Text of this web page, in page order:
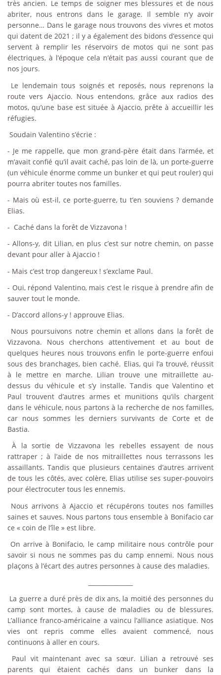
très ancien. Le temps de soigner mes blessures et de nous
abriter, nous entrons dans le garage. Il semble n’y avoir
personne… Dans le garage nous trouvons des vivres et motos
qui datent de 2021 ; il y a également des bidons d’essence qui
servent à remplir les réservoirs de motos qui ne sont pas
électriques, à l’époque cela n’était pas aussi courant que de
nos jours.
Le lendemain tous soignés et reposés, nous reprenons la
route vers Ajaccio. Nous entendons, grâce aux radios des
motos, qu’une base est située à Ajaccio, prête à accueillir les
réfugies.
Soudain Valentino s’écrie :
- Je me rappelle, que mon grand-père était dans l’armée, et
m’avait confié qu’il avait caché, pas loin de là, un porte-guerre
(un véhicule énorme comme un bunker et qui peut rouler) qui
pourra abriter toutes nos familles.
- Mais où est-il, ce porte-guerre, tu t’en souviens ? demande
Elias.
- Caché dans la forêt de Vizzavona !
- Allons-y, dit Lilian, en plus c’est sur notre chemin, on passe
devant pour aller à Ajaccio !
- Mais c’est trop dangereux ! s’exclame Paul.
- Oui, répond Valentino, mais c’est le risque à prendre afin de
sauver tout le monde.
- D’accord allons-y ! approuve Elias.
Nous poursuivons notre chemin et allons dans la forêt de
Vizzavona. Nous cherchons attentivement et au bout de
quelques heures nous trouvons enfin le porte-guerre enfoui
sous des branchages, bien caché. Elias, qui l’a trouvé, réussit
à le mettre en marche. Lilian trouve une mitraillette au-
dessus du véhicule et s’y installe. Tandis que Valentino et
Paul trouvent d’autres armes et munitions qu’ils chargent
dans le véhicule, nous partons à la recherche de nos familles,
car nous sommes les derniers survivants de Corte et de
Bastia.
À la sortie de Vizzavona les rebelles essayent de nous
rattraper ; à l’aide de nos mitraillettes nous terrassons les
assaillants. Tandis que plusieurs centaines d’autres arrivent
de tous les côtés, avec colère, Elias utilise ses super-pouvoirs
pour électrocuter tous les ennemis.
Nous arrivons à Ajaccio et récupérons toutes nos familles
saines et sauves. Nous partons tous ensemble à Bonifacio car
ce « coin de l’île » est libre.
On arrive à Bonifacio, le camp militaire nous contrôle pour
savoir si nous ne sommes pas du camp ennemi. Nous nous
plaçons à l’écart des autres personnes à cause des maladies.
La guerre a duré près de dix ans, la moitié des personnes du
camp sont mortes, à cause de maladies ou de blessures.
L’alliance franco-américaine a vaincu l’alliance asiatique. Nos
vies ont repris comme elles avaient commencé, nous
continuons à aller en cours.
Paul vit maintenant avec sa sœur. Lilian a retrouvé ses
parents qui étaient cachés dans un bunker dans la